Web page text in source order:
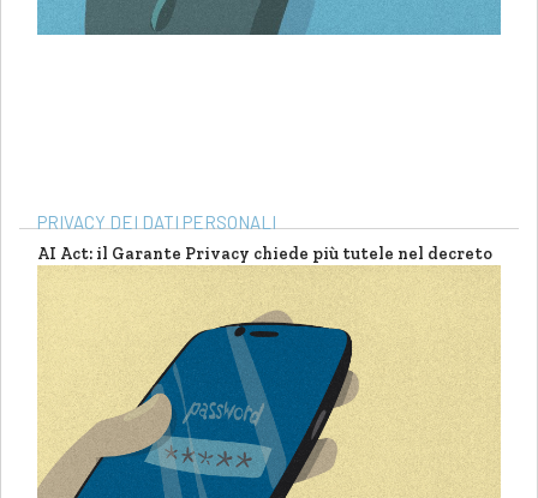
PRIVACY DEI DATI PERSONALI
AI Act: il Garante Privacy chiede più tutele nel decreto
italiano. Le indicazioni che imprese e professionisti non
possono ignorare
Annalisa Spedicato